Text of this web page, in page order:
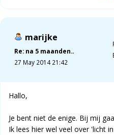
marijke
Re: na 5 maanden..
27 May 2014 21:42
Hallo,
Je bent niet de enige. Bij mij
Ik lees hier wel veel over 'licht